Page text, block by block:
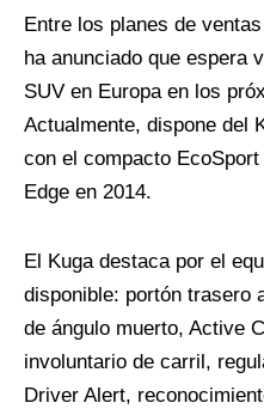
Entre los planes de
ha anunciado que espera
SUV en Europa en los
Actualmente, dispone del
con el compacto
Edge en 2014.
El Kuga destaca por el
disponible: portón trasero
de ángulo muerto, Active
involuntario de carril,
Driver Alert,